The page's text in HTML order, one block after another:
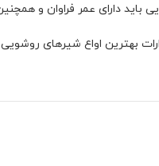
باید دارای عمر فراوان و
بهترین اواع شیرهای